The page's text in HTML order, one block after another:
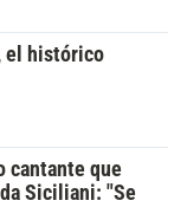
el histórico
cantante que
Siciliani: "Se